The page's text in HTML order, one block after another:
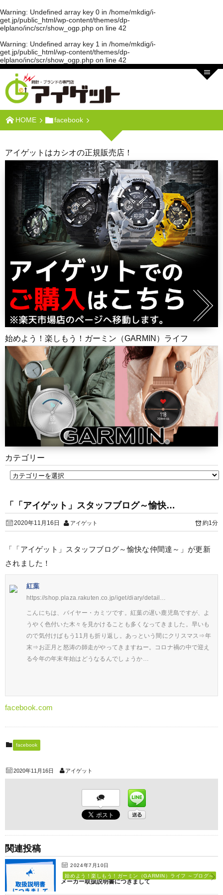
Warning: Undefined array key 0 in /home/mkdig/i-
get.jp/public_html/wp-content/themes/dp-
elplano/inc/scr/show_ogp.php on line 42
Warning: Undefined array key 1 in /home/mkdig/i-
get.jp/public_html/wp-content/themes/dp-
elplano/inc/scr/show_ogp.php on line 42
HOME facebook
アイゲットはカシオの正規販売店！
始めよう！楽しもう！ガーミン（GARMIN）ライフ
カテゴリー
「「アイゲット」スタッフブログ～愉快…
2020年11月16日 アイゲット 約1分
「「アイゲット」スタッフブログ～愉快な仲間達～」が更新
されました！
紅葉
https://shop.plaza.rakuten.co.jp/iget/diary/detail…
こんにちは、バイヤー・カミツです。紅葉の遅い鹿児島ですが、よ
うやく色付いた木々を見かけることも多くなってきました。早いも
ので気付けばもう11月も折り返し。あっという間にクリスマス⇒年
末⇒お正月と怒涛の師走がやってきますねー。コロナ禍の中で迎え
る今年の年末年始はどうなるんでしょうか…
facebook.com
facebook
2020年11月16日 アイゲット
関連投稿
2024年7月10日
始めよう！楽しもう！ガーミン（GARMIN）ライフ ～ブログ～
メーカー取扱説明書につきまして